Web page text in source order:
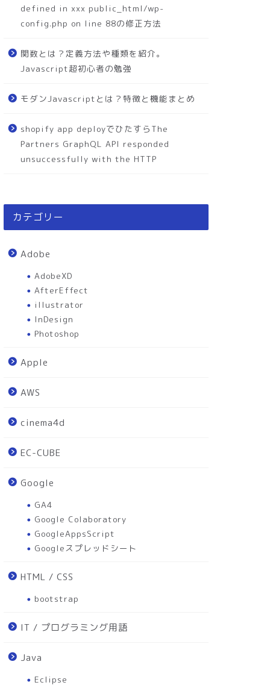
defined in xxx public_html/wp-
config.php on line 88の修正方法
関数とは？定義方法や種類を紹介。
Javascript超初心者の勉強
モダンJavascriptとは？特徴と機能まとめ
shopify app deployでひたすらThe
Partners GraphQL API responded
unsuccessfully with the HTTP
カテゴリー
Adobe
AdobeXD
AfterEffect
illustrator
InDesign
Photoshop
Apple
AWS
cinema4d
EC-CUBE
Google
GA4
Google Colaboratory
GoogleAppsScript
Googleスプレッドシート
HTML / CSS
bootstrap
IT / プログラミング用語
Java
Eclipse